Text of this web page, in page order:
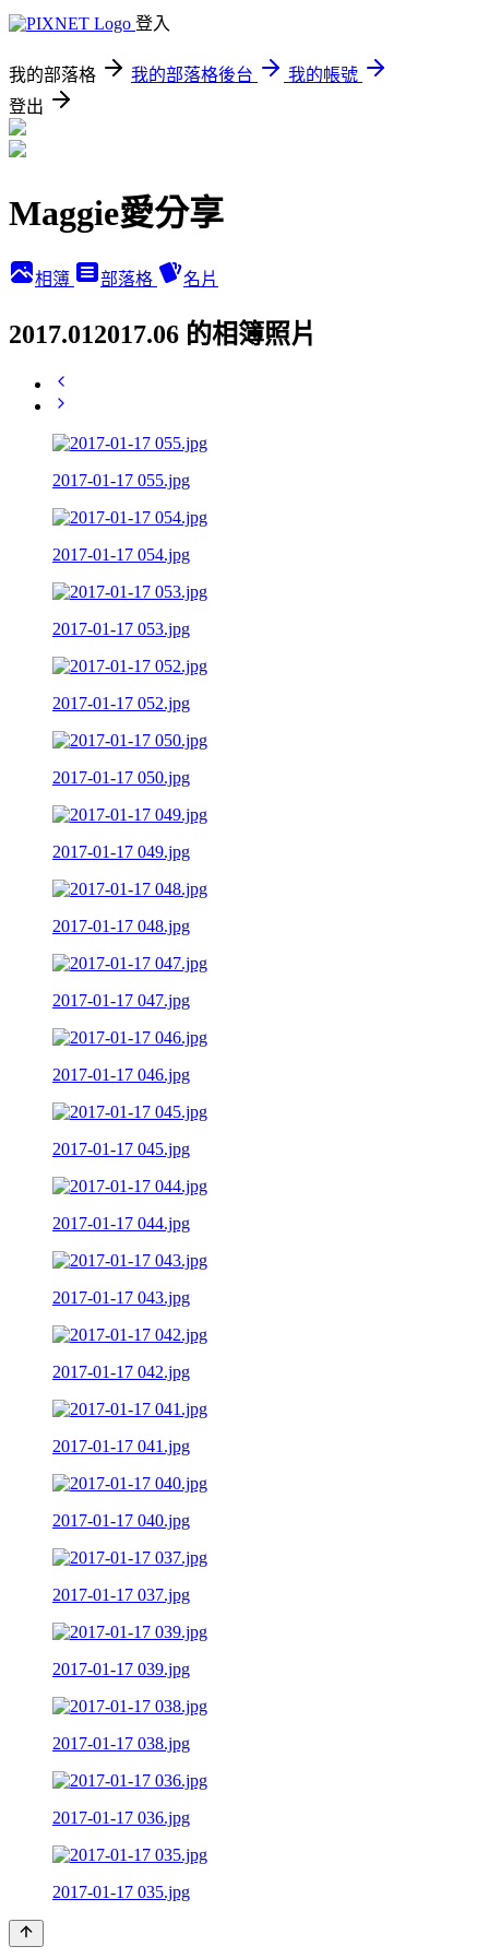
登入
我的部落格 我的部落格後台
我的帳號
登出
Maggie愛分享
相簿 部落格 名片
2017.012017.06 的相簿照片
2017-01-17 055.jpg
2017-01-17 054.jpg
2017-01-17 053.jpg
2017-01-17 052.jpg
2017-01-17 050.jpg
2017-01-17 049.jpg
2017-01-17 048.jpg
2017-01-17 047.jpg
2017-01-17 046.jpg
2017-01-17 045.jpg
2017-01-17 044.jpg
2017-01-17 043.jpg
2017-01-17 042.jpg
2017-01-17 041.jpg
2017-01-17 040.jpg
2017-01-17 037.jpg
2017-01-17 039.jpg
2017-01-17 038.jpg
2017-01-17 036.jpg
2017-01-17 035.jpg